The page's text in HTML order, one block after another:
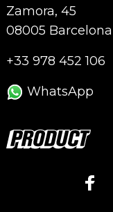
Zamora, 45
08005 Barcelona
+33 978 452 106
WhatsApp